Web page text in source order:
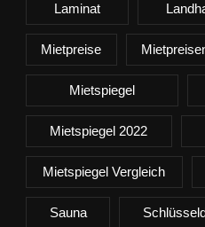
Laminat
Mietpreise
Mietspiegel
Mietspiegel 2022
Mietspiegel Vergleich
Sauna